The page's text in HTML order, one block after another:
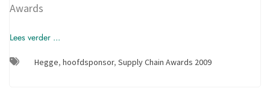
Awards
Lees verder ...
Hegge, hoofdsponsor, Supply Chain Awards 2009